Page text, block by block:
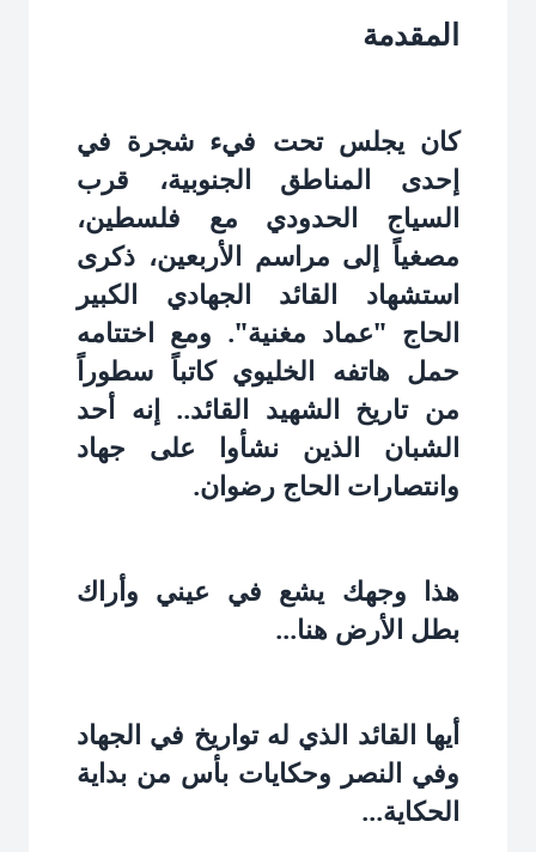
المقدمة
كان يجلس تحت فيء شجرة في
إحدى المناطق الجنوبية، قرب
السياج الحدودي مع فلسطين،
مصغياً إلى مراسم الأربعين، ذكرى
استشهاد القائد الجهادي الكبير
الحاج "عماد مغنية". ومع اختتامه
حمل هاتفه الخليوي كاتباً سطوراً
من تاريخ الشهيد القائد.. إنه أحد
الشبان الذين نشأوا على جهاد
وانتصارات الحاج رضوان.‏
هذا وجهك يشع في عيني وأراك
بطل الأرض هنا...‏
أيها القائد الذي له تواريخ في الجهاد
وفي النصر وحكايات بأس من بداية
الحكاية...‏